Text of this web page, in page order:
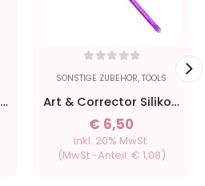
SONSTIGE ZUBEHÖR, TOOLS
Art & Corrector Silikon
Pen
€ 6,50
inkl. 20% MwSt.
(MwSt.-Anteil: € 1,08)